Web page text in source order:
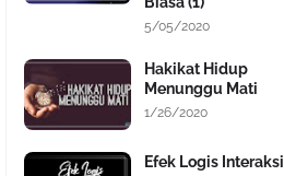
5/05/2020
Hakikat Hidup
Menunggu Mati
1/26/2020
Efek Logis Interaksi